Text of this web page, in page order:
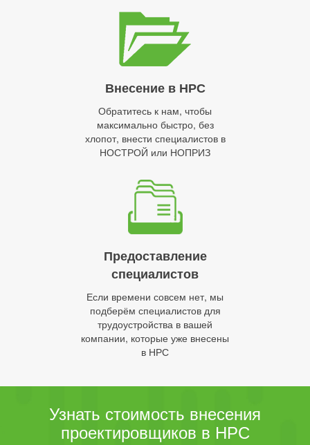
Внесение в НРС
Обратитесь к нам, чтобы
максимально быстро, без
хлопот, внести специалистов в
НОСТРОЙ или НОПРИЗ
Предоставление
специалистов
Если времени совсем нет, мы
подберём специалистов для
трудоустройства в вашей
компании, которые уже внесены
в НРС
Узнать стоимость внесения
проектировщиков в НРС